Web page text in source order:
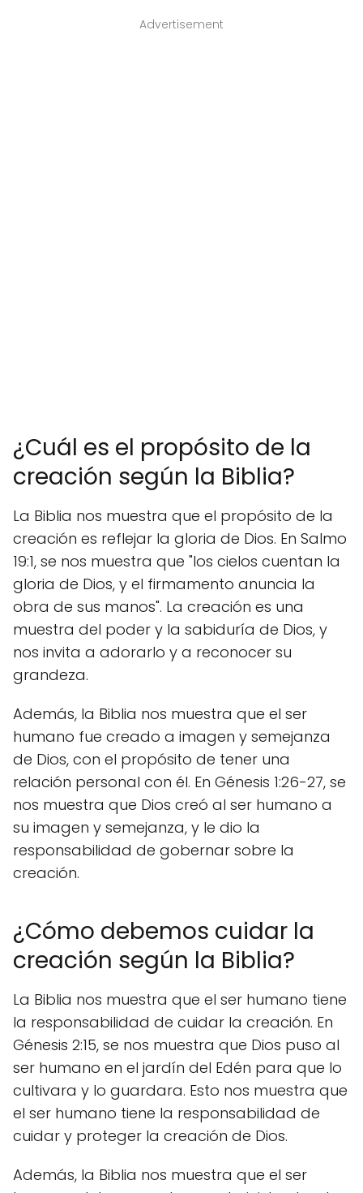
Advertisement
¿Cuál es el propósito de la
creación según la Biblia?
La Biblia nos muestra que el propósito de la
creación es reflejar la gloria de Dios. En Salmo
19:1, se nos muestra que "los cielos cuentan la
gloria de Dios, y el firmamento anuncia la
obra de sus manos". La creación es una
muestra del poder y la sabiduría de Dios, y
nos invita a adorarlo y a reconocer su
grandeza.
Además, la Biblia nos muestra que el ser
humano fue creado a imagen y semejanza
de Dios, con el propósito de tener una
relación personal con él. En Génesis 1:26-27, se
nos muestra que Dios creó al ser humano a
su imagen y semejanza, y le dio la
responsabilidad de gobernar sobre la
creación.
¿Cómo debemos cuidar la
creación según la Biblia?
La Biblia nos muestra que el ser humano tiene
la responsabilidad de cuidar la creación. En
Génesis 2:15, se nos muestra que Dios puso al
ser humano en el jardín del Edén para que lo
cultivara y lo guardara. Esto nos muestra que
el ser humano tiene la responsabilidad de
cuidar y proteger la creación de Dios.
Además, la Biblia nos muestra que el ser